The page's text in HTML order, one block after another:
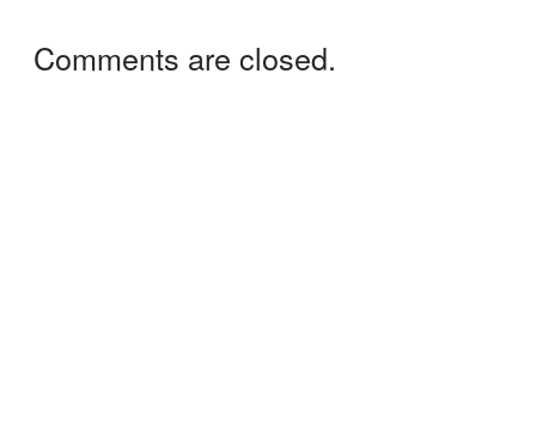
Comments are closed.